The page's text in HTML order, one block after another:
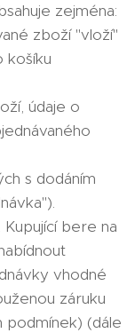
zejména:
zboží "vloží"
košíku
údaje o
s dodáním
bere na
vhodné
záruku
podmínek) (dále